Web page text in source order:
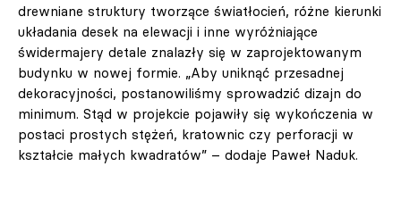
drewniane struktury tworzące światłocień, różne kierunki
układania desek na elewacji i inne wyróżniające
świdermajery detale znalazły się w zaprojektowanym
budynku w nowej formie. „Aby uniknąć przesadnej
dekoracyjności, postanowiliśmy sprowadzić dizajn do
minimum. Stąd w projekcie pojawiły się wykończenia w
postaci prostych stężeń, kratownic czy perforacji w
kształcie małych kwadratów” – dodaje Paweł Naduk.